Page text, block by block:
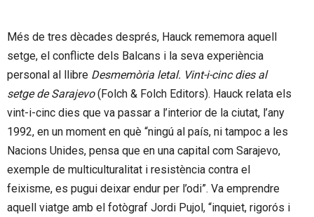
Més de tres dècades després, Hauck rememora aquell
setge, el conflicte dels Balcans i la seva experiència
personal al llibre Desmemòria letal. Vint-i-cinc dies al
setge de Sarajevo(Folch & Folch Editors). Hauck relata els
vint-i-cinc dies que va passar a l’interior de la ciutat, l’any
1992, en un moment en què “ningú al país, ni tampoc a les
Nacions Unides, pensa que en una capital com Sarajevo,
exemple de multiculturalitat i resistència contra el
feixisme, es pugui deixar endur per l’odi”. Va emprendre
aquell viatge amb el fotògraf Jordi Pujol, “inquiet, rigorós i